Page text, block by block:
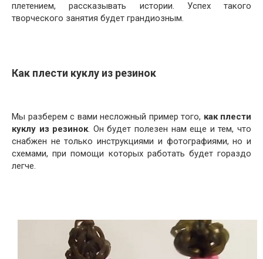
плетением, рассказывать истории. Успех такого
творческого занятия будет грандиозным.
Как плести куклу из резинок
Мы разберем с вами несложный пример того, как плести
куклу из резинок. Он будет полезен нам еще и тем, что
снабжен не только инструкциями и фотографиями, но и
схемами, при помощи которых работать будет гораздо
легче.